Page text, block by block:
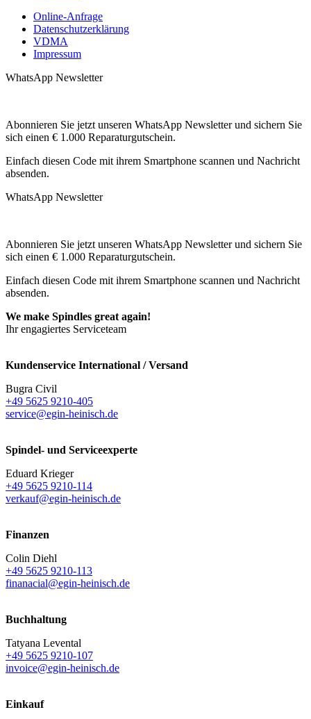
Online-Anfrage
Datenschutzerklärung
VDMA
Impressum
WhatsApp Newsletter
Abonnieren Sie jetzt unseren WhatsApp Newsletter und sichern Sie
sich einen € 1.000 Reparaturgutschein.
Einfach diesen Code mit ihrem Smartphone scannen und Nachricht
absenden.
WhatsApp Newsletter
Abonnieren Sie jetzt unseren WhatsApp Newsletter und sichern Sie
sich einen € 1.000 Reparaturgutschein.
Einfach diesen Code mit ihrem Smartphone scannen und Nachricht
absenden.
We make Spindles great again!
Ihr engagiertes Serviceteam
Kundenservice International / Versand
Bugra Civil
+49 5625 9210-405
service@egin-heinisch.de
Spindel- und Serviceexperte
Eduard Krieger
+49 5625 9210-114
verkauf@egin-heinisch.de
Finanzen
Colin Diehl
+49 5625 9210-113
finanacial@egin-heinisch.de
Buchhaltung
Tatyana Levental
+49 5625 9210-107
invoice@egin-heinisch.de
Einkauf